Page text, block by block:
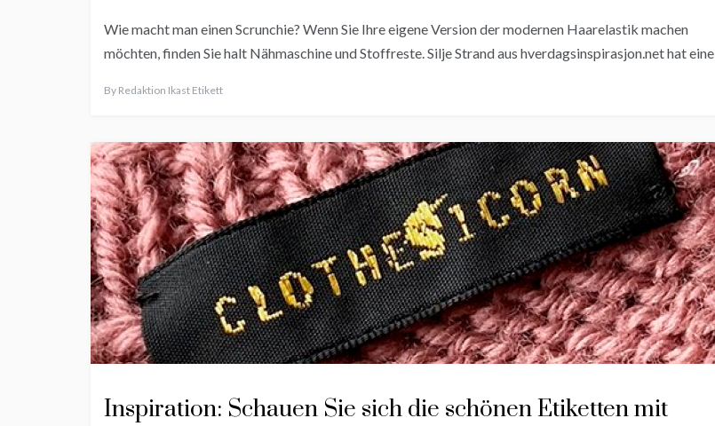
Wie macht man einen Scrunchie? Wenn Sie Ihre eigene Version der modernen Haarelastik machen
möchten, finden Sie halt Nähmaschine und Stoffreste. Silje Strand aus hverdagsinspirasjon.net hat eine
By Redaktion Ikast Etikett
Inspiration: Schauen Sie sich die schönen Etiketten mit